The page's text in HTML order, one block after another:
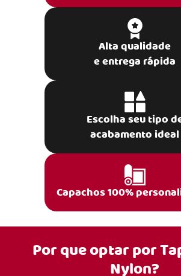
Alta qualidade
e entrega rápida
Escolha seu tipo
acabamento ideal
Capachos 100%
Por que optar por
Nylon?